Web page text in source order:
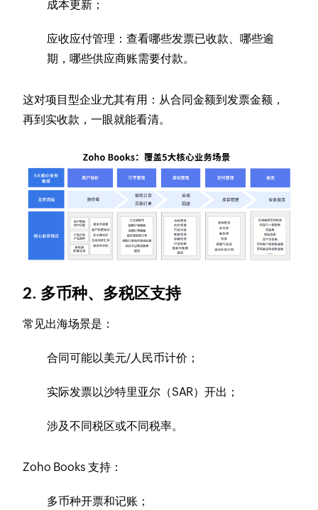
成本更新；
应收应付管理：查看哪些发票已收款、哪些逾
期，哪些供应商账需要付款。
这对项目型企业尤其有用：从合同金额到发票金额，
再到实收款，一眼就能看清。
2. 多币种、多税区支持
常见出海场景是：
合同可能以美元/人民币计价；
实际发票以沙特里亚尔（SAR）开出；
涉及不同税区或不同税率。
Zoho Books 支持：
多币种开票和记账；